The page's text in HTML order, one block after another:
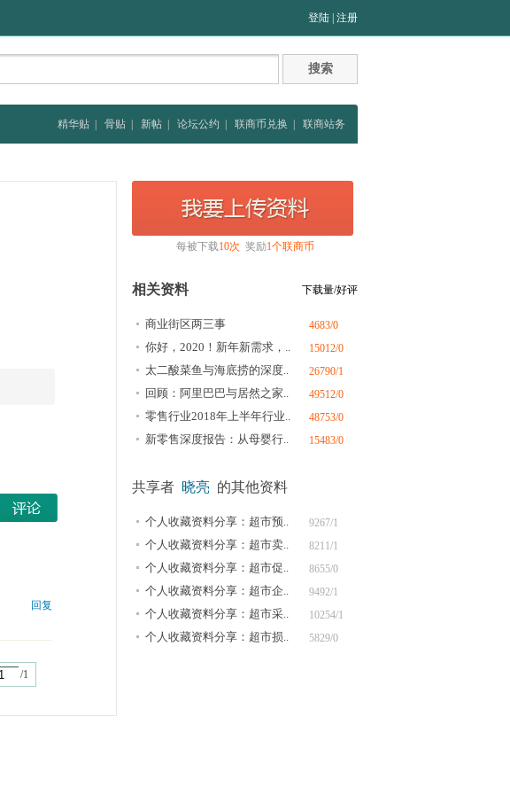
登陆 注册
精华贴 骨贴 新帖 论坛公约 联商币兑换 联商站务
回复
/1
每被下载10次 奖励1个联商币
相关资料 下载量/好评
商业街区两三事 4683/0
你好，2020！新年新需求，.. 15012/0
太二酸菜鱼与海底捞的深度.. 26790/1
回顾：阿里巴巴与居然之家.. 49512/0
零售行业2018年上半年行业.. 48753/0
新零售深度报告：从母婴行.. 15483/0
共享者 晓亮 的其他资料
个人收藏资料分享：超市预.. 9267/1
个人收藏资料分享：超市卖.. 8211/1
个人收藏资料分享：超市促.. 8655/0
个人收藏资料分享：超市企.. 9492/1
个人收藏资料分享：超市采.. 10254/1
个人收藏资料分享：超市损.. 5829/0